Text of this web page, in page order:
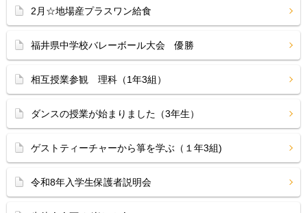
2月☆地場産プラスワン給食
福井県中学校バレーボール大会 優勝
相互授業参観 理科（1年3組）
ダンスの授業が始まりました（3年生）
ゲストティーチャーから箏を学ぶ（１年3組)
令和8年入学生保護者説明会